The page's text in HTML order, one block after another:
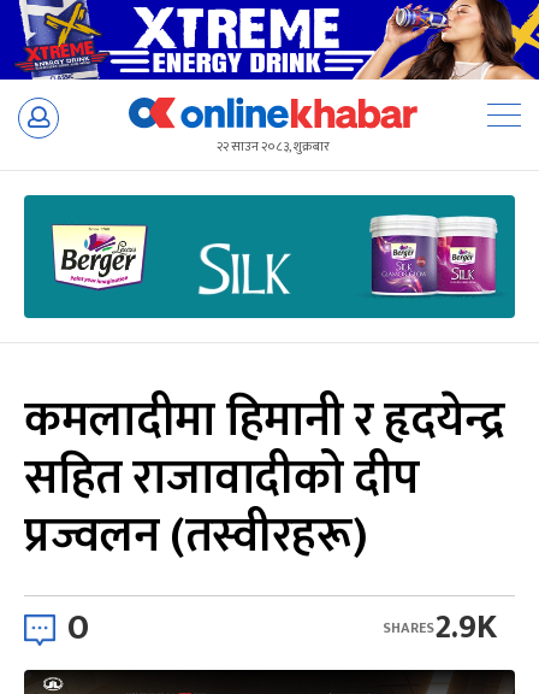
Skip
२२ साउन २०८३, शुक्रबार
कमलादीमा हिमानी र हृदयेन्द्र
सहित राजावादीको दीप
प्रज्वलन (तस्वीरहरू)
0 2.9K
SHARES